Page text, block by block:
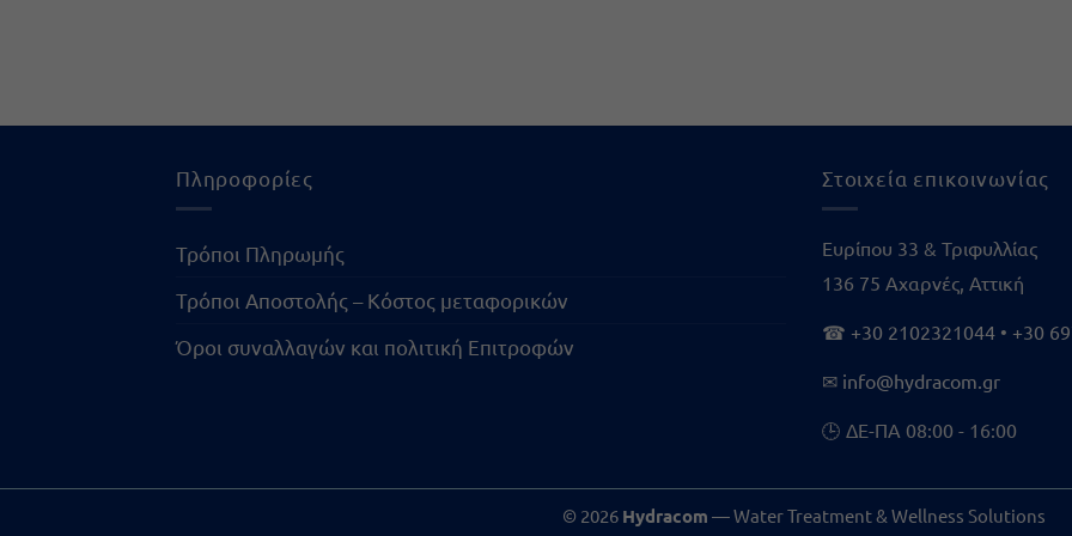
Πληροφορίες
Τρόποι Πληρωμής
Τρόποι Αποστολής – Κόστος μεταφορικών
Όροι συναλλαγών και πολιτική Επιτροφών
Στοιχεία επικοινωνίας
Ευρίπου 33 & Τριφυλλίας
136 75 Αχαρνές, Αττική
☎ +30 2102321044 • +30
✉ info@hydracom.gr
🕒 ΔΕ-ΠΑ 08:00 - 16:00
© 2026 Hydracom — Water Treatment & Wellness Solutions